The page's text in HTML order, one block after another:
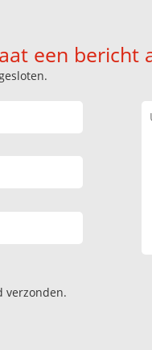
een
verzonden.